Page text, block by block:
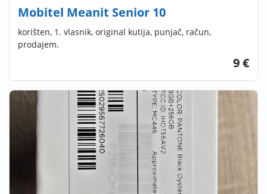
Mobitel Meanit Senior 10
korišten, 1. vlasnik, original kutija, punjač, račun,
prodajem.
9 €